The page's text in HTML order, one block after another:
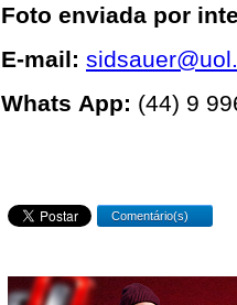
Foto enviada por
E-mail:
Whats App: (44) 9
Comentário(s)